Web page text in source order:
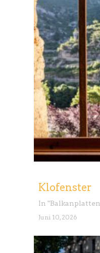
Klofenster
In "Balkanplatten
Juni 10, 2026